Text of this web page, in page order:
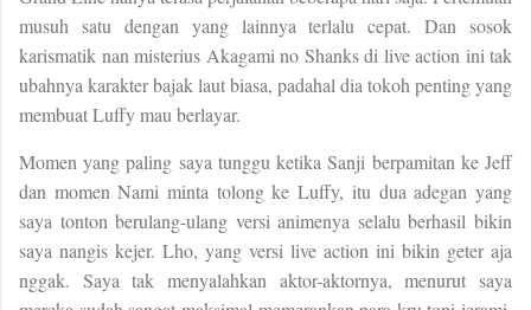
musuh satu dengan yang lainnya terlalu cepat. Dan sosok
karismatik nan misterius Akagami no Shanks di live action ini tak
ubahnya karakter bajak laut biasa, padahal dia tokoh penting yang
membuat Luffy mau berlayar.
Momen yang paling saya tunggu ketika Sanji berpamitan ke Jeff
dan momen Nami minta tolong ke Luffy, itu dua adegan yang
saya tonton berulang-ulang versi animenya selalu berhasil bikin
saya nangis kejer. Lho, yang versi live action ini bikin geter aja
nggak. Saya tak menyalahkan aktor-aktornya, menurut saya